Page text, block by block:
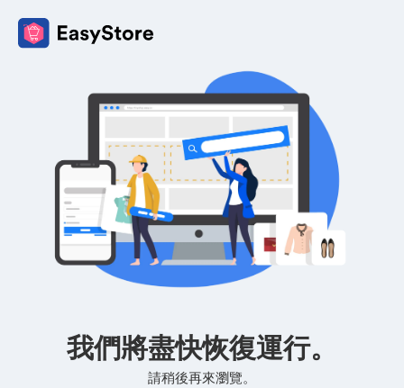
我們將盡快恢復運行。
請稍後再來瀏覽。